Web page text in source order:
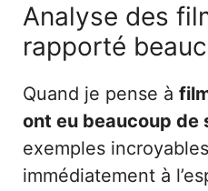
Analyse des
rapporté
Quand je pense à
ont eu beaucoup de
exemples
immédiatement à